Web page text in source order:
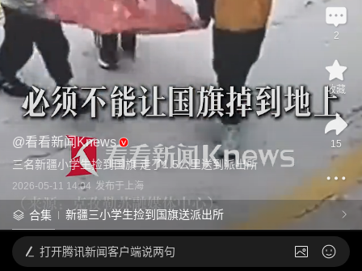
@看看新闻Knews
三名新疆小学生捡到国旗 走了1.5公里送到派出所
2026-05-11 14:04 发布于上海
合集 新疆三小学生捡到国旗送派出所
2
收藏
15
打开腾讯新闻客户端说两句